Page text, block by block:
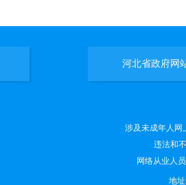
河北省政府网
涉及未成年人网
违法和
网络从业人
地